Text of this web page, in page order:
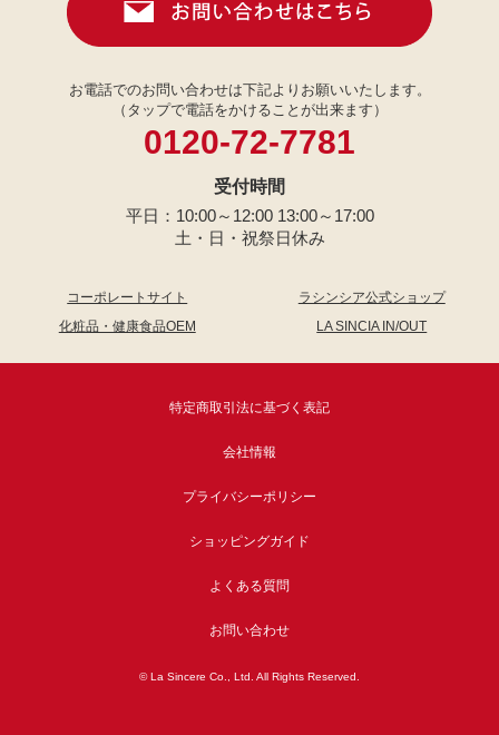
お電話でのお問い合わせは下記よりお願いいたします。
（タップで電話をかけることが出来ます）
0120-72-7781
受付時間
平日：10:00～12:00 13:00～17:00
土・日・祝祭日休み
コーポレートサイト
ラシンシア公式ショップ
化粧品・健康食品OEM
LA SINCIA IN/OUT
特定商取引法に基づく表記
会社情報
プライバシーポリシー
ショッピングガイド
よくある質問
お問い合わせ
© La Sincere Co., Ltd. All Rights Reserved.